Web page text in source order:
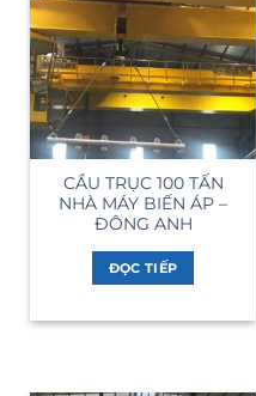
CẦU TRỤC 100 TẤN
NHÀ MÁY BIẾN ÁP –
ĐÔNG ANH
ĐỌC TIẾP